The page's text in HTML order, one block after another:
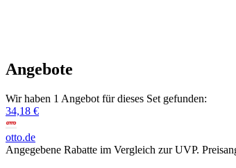
Angebote
Wir haben 1 Angebot für dieses Set gefunden:
34,18 €
otto.de
Angegebene Rabatte im Vergleich zur UVP.